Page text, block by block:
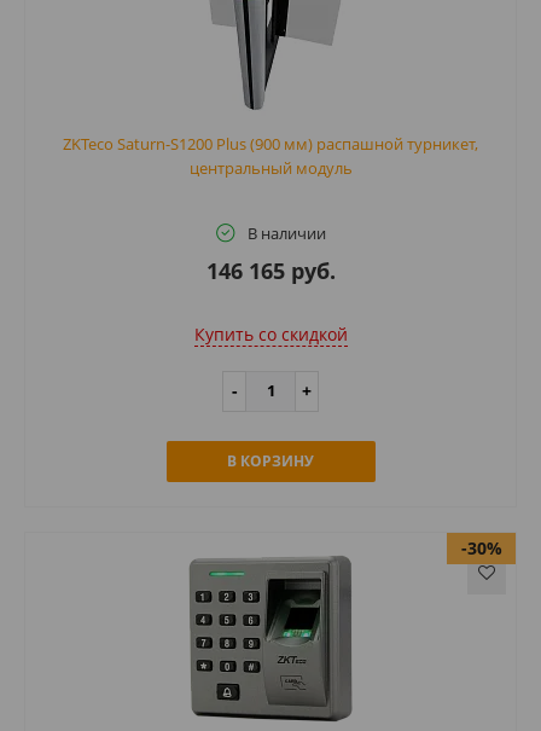
ZKTeco Saturn-S1200 Plus (900 мм) распашной турникет,
центральный модуль
В наличии
146 165 руб.
Купить cо скидкой
В КОРЗИНУ
-30%